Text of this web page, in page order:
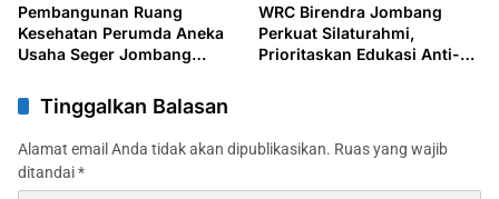
Pembangunan Ruang
Kesehatan Perumda Aneka
Usaha Seger Jombang
Pondasi Lama
Dipertahankan
WRC Birendra Jombang
Perkuat Silaturahmi,
Prioritaskan Edukasi Anti-
Tinggalkan Balasan
Alamat email Anda tidak akan dipublikasikan. Ruas yang wajib
ditandai*